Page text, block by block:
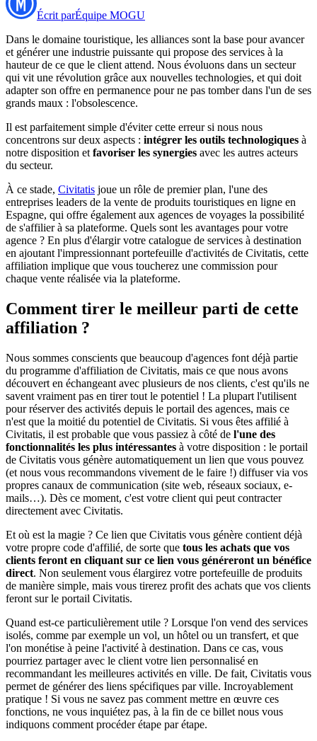
Écrit parÉquipe MOGU
Dans le domaine touristique, les alliances sont la base pour avancer
et générer une industrie puissante qui propose des services à la
hauteur de ce que le client attend. Nous évoluons dans un secteur
qui vit une révolution grâce aux nouvelles technologies, et qui doit
adapter son offre en permanence pour ne pas tomber dans l'un de ses
grands maux : l'obsolescence.
Il est parfaitement simple d'éviter cette erreur si nous nous
concentrons sur deux aspects : intégrer les outils technologiques à
notre disposition et favoriser les synergies avec les autres acteurs
du secteur.
À ce stade, Civitatis joue un rôle de premier plan, l'une des
entreprises leaders de la vente de produits touristiques en ligne en
Espagne, qui offre également aux agences de voyages la possibilité
de s'affilier à sa plateforme. Quels sont les avantages pour votre
agence ? En plus d'élargir votre catalogue de services à destination
en ajoutant l'impressionnant portefeuille d'activités de Civitatis, cette
affiliation implique que vous toucherez une commission pour
chaque vente réalisée via la plateforme.
Comment tirer le meilleur parti de cette
affiliation ?
Nous sommes conscients que beaucoup d'agences font déjà partie
du programme d'affiliation de Civitatis, mais ce que nous avons
découvert en échangeant avec plusieurs de nos clients, c'est qu'ils ne
savent vraiment pas en tirer tout le potentiel ! La plupart l'utilisent
pour réserver des activités depuis le portail des agences, mais ce
n'est que la moitié du potentiel de Civitatis. Si vous êtes affilié à
Civitatis, il est probable que vous passiez à côté de l'une des
fonctionnalités les plus intéressantes à votre disposition : le portail
de Civitatis vous génère automatiquement un lien que vous pouvez
(et nous vous recommandons vivement de le faire !) diffuser via vos
propres canaux de communication (site web, réseaux sociaux, e-
mails…). Dès ce moment, c'est votre client qui peut contracter
directement avec Civitatis.
Et où est la magie ? Ce lien que Civitatis vous génère contient déjà
votre propre code d'affilié, de sorte que tous les achats que vos
clients feront en cliquant sur ce lien vous généreront un bénéfice
direct. Non seulement vous élargirez votre portefeuille de produits
de manière simple, mais vous tirerez profit des achats que vos clients
feront sur le portail Civitatis.
Quand est-ce particulièrement utile ? Lorsque l'on vend des services
isolés, comme par exemple un vol, un hôtel ou un transfert, et que
l'on monétise à peine l'activité à destination. Dans ce cas, vous
pourriez partager avec le client votre lien personnalisé en
recommandant les meilleures activités en ville. De fait, Civitatis vous
permet de générer des liens spécifiques par ville. Incroyablement
pratique ! Si vous ne savez pas comment mettre en œuvre ces
fonctions, ne vous inquiétez pas, à la fin de ce billet nous vous
indiquons comment procéder étape par étape.